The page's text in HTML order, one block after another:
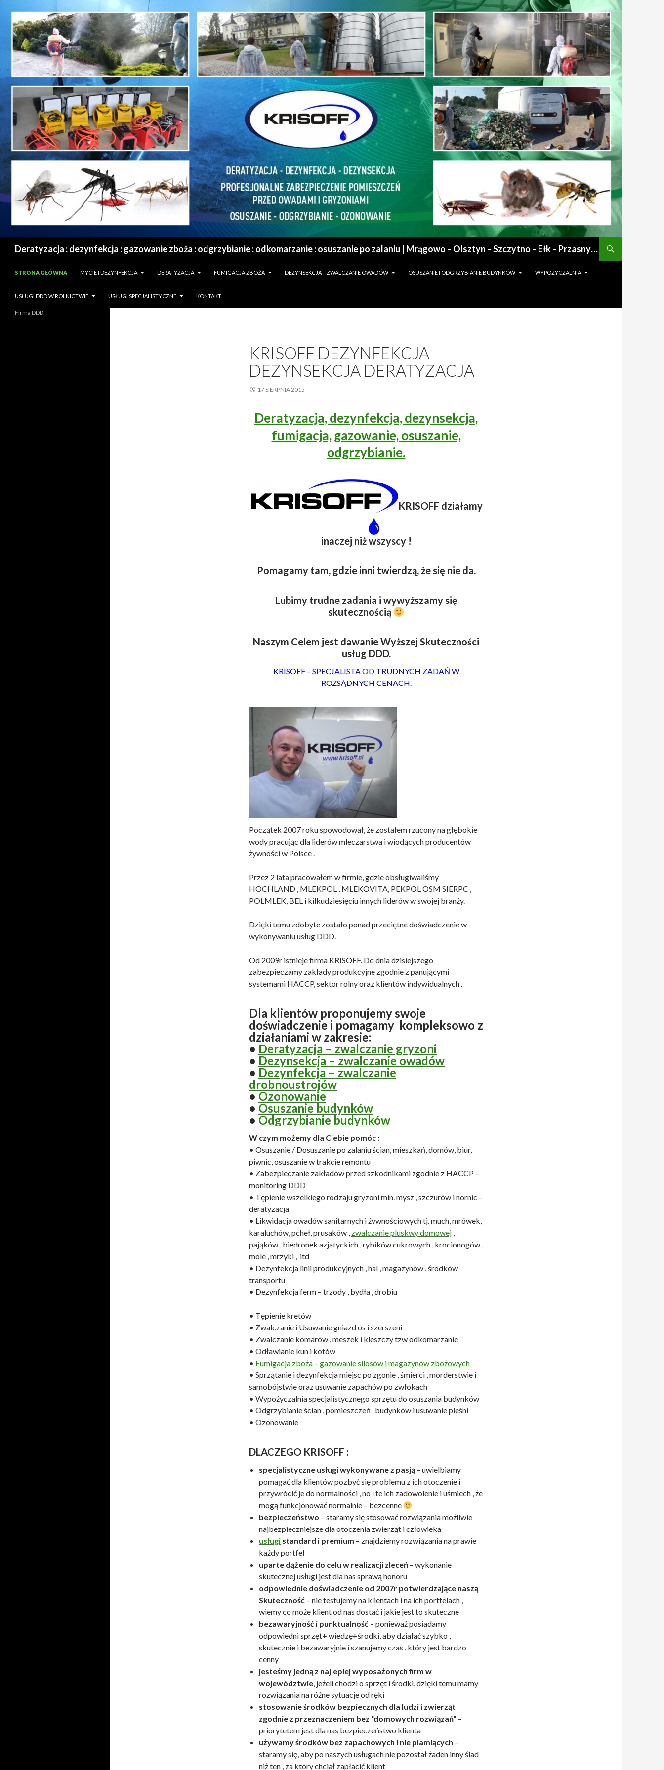
Deratyzacja : dezynfekcja : gazowanie zboża : odgrzybianie : odkomarzanie : osuszanie po zalaniu | Mrągowo – Olsztyn – Szczytno – Ełk – Przasnysz – Grajewo
STRONA GŁÓWNA
MYCIE I DEZYNFEKCJA DERATYZACJA FUMIGACJA ZBOŻA DEZYNSEKCJA – ZWALCZANIE OWADÓW OSUSZANIE I ODGRZYBIANIE BUDYNKÓW WYPOŻYCZALNIA
USŁUGI DDD W ROLNICTWIE USŁUGI SPECJALISTYCZNE KONTAKT
KRISOFF DEZYNFEKCJA
DEZYNSEKCJA DERATYZACJA
17 SIERPNIA 2015
Deratyzacja, dezynfekcja, dezynsekcja,
fumigacja, gazowanie, osuszanie,
odgrzybianie.
KRISOFF działamy
inaczej niż wszyscy !
Pomagamy tam, gdzie inni twierdzą, że się nie da.
Lubimy trudne zadania i wywyższamy się
skutecznością
Naszym Celem jest dawanie Wyższej Skuteczności
usług DDD.
KRISOFF – SPECJALISTA OD TRUDNYCH ZADAŃ W
ROZSĄDNYCH CENACH.
Początek 2007 roku spowodował, że zostałem rzucony na głębokie
wody pracując dla liderów mleczarstwa i wiodących producentów
żywności w Polsce .
Przez 2 lata pracowałem w firmie, gdzie obsługiwaliśmy
HOCHLAND , MLEKPOL , MLEKOVITA, PEKPOL OSM SIERPC ,
POLMLEK, BEL i kilkudziesięciu innych liderów w swojej branży.
Dzięki temu zdobyte zostało ponad przeciętne doświadczenie w
wykonywaniu usług DDD.
Od 2009r istnieje firma KRISOFF. Do dnia dzisiejszego
zabezpieczamy zakłady produkcyjne zgodnie z panującymi
systemami HACCP, sektor rolny oraz klientów indywidualnych .
Dla klientów proponujemy swoje
doświadczenie i pomagamy kompleksowo z
działaniami w zakresie:
• Deratyzacja – zwalczanie gryzoni
• Dezynsekcja – zwalczanie owadów
• Dezynfekcja – zwalczanie
drobnoustrojów
• Ozonowanie
• Osuszanie budynków
• Odgrzybianie budynków
W czym możemy dla Ciebie pomóc :
• Osuszanie / Dosuszanie po zalaniu ścian, mieszkań, domów, biur,
piwnic, osuszanie w trakcie remontu
• Zabezpieczanie zakładów przed szkodnikami zgodnie z HACCP –
monitoring DDD
• Tępienie wszelkiego rodzaju gryzoni min. mysz , szczurów i nornic –
deratyzacja
• Likwidacja owadów sanitarnych i żywnościowych tj. much, mrówek,
karaluchów, pcheł, prusaków , zwalczanie pluskwy domowej ,
pająków , biedronek azjatyckich , rybików cukrowych , krocionogów ,
mole , mrzyki , itd
• Dezynfekcja linii produkcyjnych , hal , magazynów , środków
transportu
• Dezynfekcja ferm – trzody , bydła , drobiu
• Tępienie kretów
• Zwalczanie i Usuwanie gniazd os i szerszeni
• Zwalczanie komarów , meszek i kleszczy tzw odkomarzanie
• Odławianie kun i kotów
• Fumigacja zboża – gazowanie silosów i magazynów zbożowych
• Sprzątanie i dezynfekcja miejsc po zgonie , śmierci , morderstwie i
samobójstwie oraz usuwanie zapachów po zwłokach
• Wypożyczalnia specjalistycznego sprzętu do osuszania budynków
• Odgrzybianie ścian , pomieszczeń , budynków i usuwanie pleśni
• Ozonowanie
DLACZEGO KRISOFF :
specjalistyczne usługi wykonywane z pasją – uwielbiamy
pomagać dla klientów pozbyć się problemu z ich otoczenie i
przywrócić je do normalności , no i te ich zadowolenie i uśmiech , że
mogą funkcjonować normalnie – bezcenne
bezpieczeństwo – staramy się stosować rozwiązania możliwie
najbezpieczniejsze dla otoczenia zwierząt i człowieka
usługi standard i premium – znajdziemy rozwiązania na prawie
każdy portfel
uparte dążenie do celu w realizacji zleceń – wykonanie
skutecznej usługi jest dla nas sprawą honoru
odpowiednie doświadczenie od 2007r potwierdzające naszą
Skuteczność – nie testujemy na klientach i na ich portfelach ,
wiemy co może klient od nas dostać i jakie jest to skuteczne
bezawaryjność i punktualność – ponieważ posiadamy
odpowiedni sprzęt+ wiedzę+środki, aby działać szybko ,
skutecznie i bezawaryjnie i szanujemy czas , który jest bardzo
cenny
jesteśmy jedną z najlepiej wyposażonych firm w
województwie, jeżeli chodzi o sprzęt i środki, dzięki temu mamy
rozwiązania na różne sytuacje od ręki
stosowanie środków bezpiecznych dla ludzi i zwierząt
zgodnie z przeznaczeniem bez “domowych rozwiązań” –
priorytetem jest dla nas bezpieczeństwo klienta
używamy środków bez zapachowych i nie plamiących –
staramy się, aby po naszych usługach nie pozostał żaden inny ślad
niż ten , za który chciał zapłacić klient
Firma DDD